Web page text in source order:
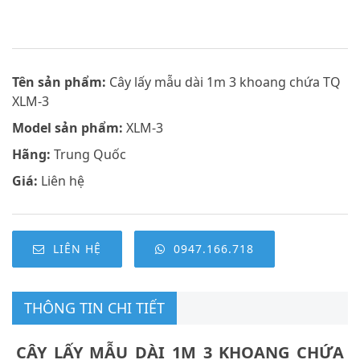
Tên sản phẩm: Cây lấy mẫu dài 1m 3 khoang chứa TQ
XLM-3
Model sản phẩm: XLM-3
Hãng: Trung Quốc
Giá: Liên hệ
LIÊN HỆ 0947.166.718
THÔNG TIN CHI TIẾT
CÂY LẤY MẪU DÀI 1M 3 KHOANG CHỨA